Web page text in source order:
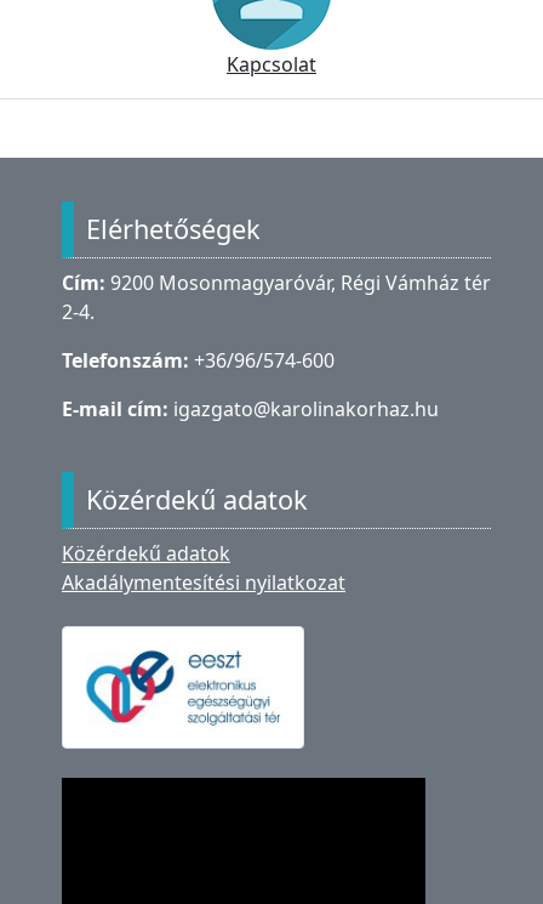
Kapcsolat
Elérhetőségek
Cím: 9200 Mosonmagyaróvár, Régi Vámház tér
2-4.
Telefonszám: +36/96/574-600
E-mail cím: igazgato@karolinakorhaz.hu
Közérdekű adatok
Közérdekű adatok
Akadálymentesítési nyilatkozat